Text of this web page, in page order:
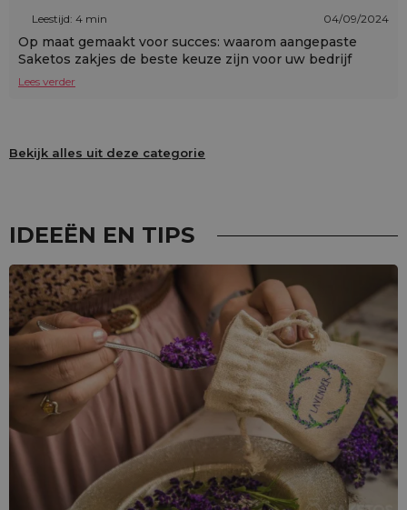
Leestijd: 4 min 04/09/2024
Op maat gemaakt voor succes: waarom aangepaste
Saketos zakjes de beste keuze zijn voor uw bedrijf
Lees verder
Bekijk alles uit deze categorie
IDEEËN EN TIPS